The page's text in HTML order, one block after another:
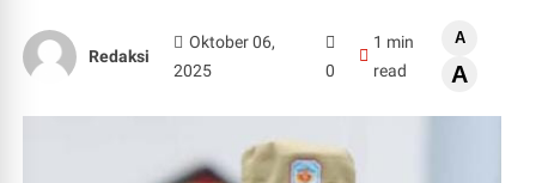
Redaksi
Oktober 06,
2025
0
1 min
read
A
A